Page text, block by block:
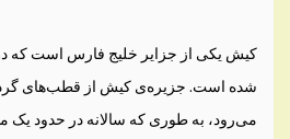
کیش یکی از جزایر خلیج فارس است که
شده است. جزیره‌ی کیش از قطب‌های
می‌رود، به طوری که سالانه در حدود یک